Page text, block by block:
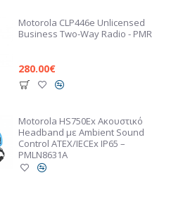
Motorola CLP446e Unlicensed
Business Two-Way Radio - PMR
280.00€
Motorola HS750Ex Ακουστικό
Headband με Ambient Sound
Control ATEX/IECEx IP65 –
PMLN8631A